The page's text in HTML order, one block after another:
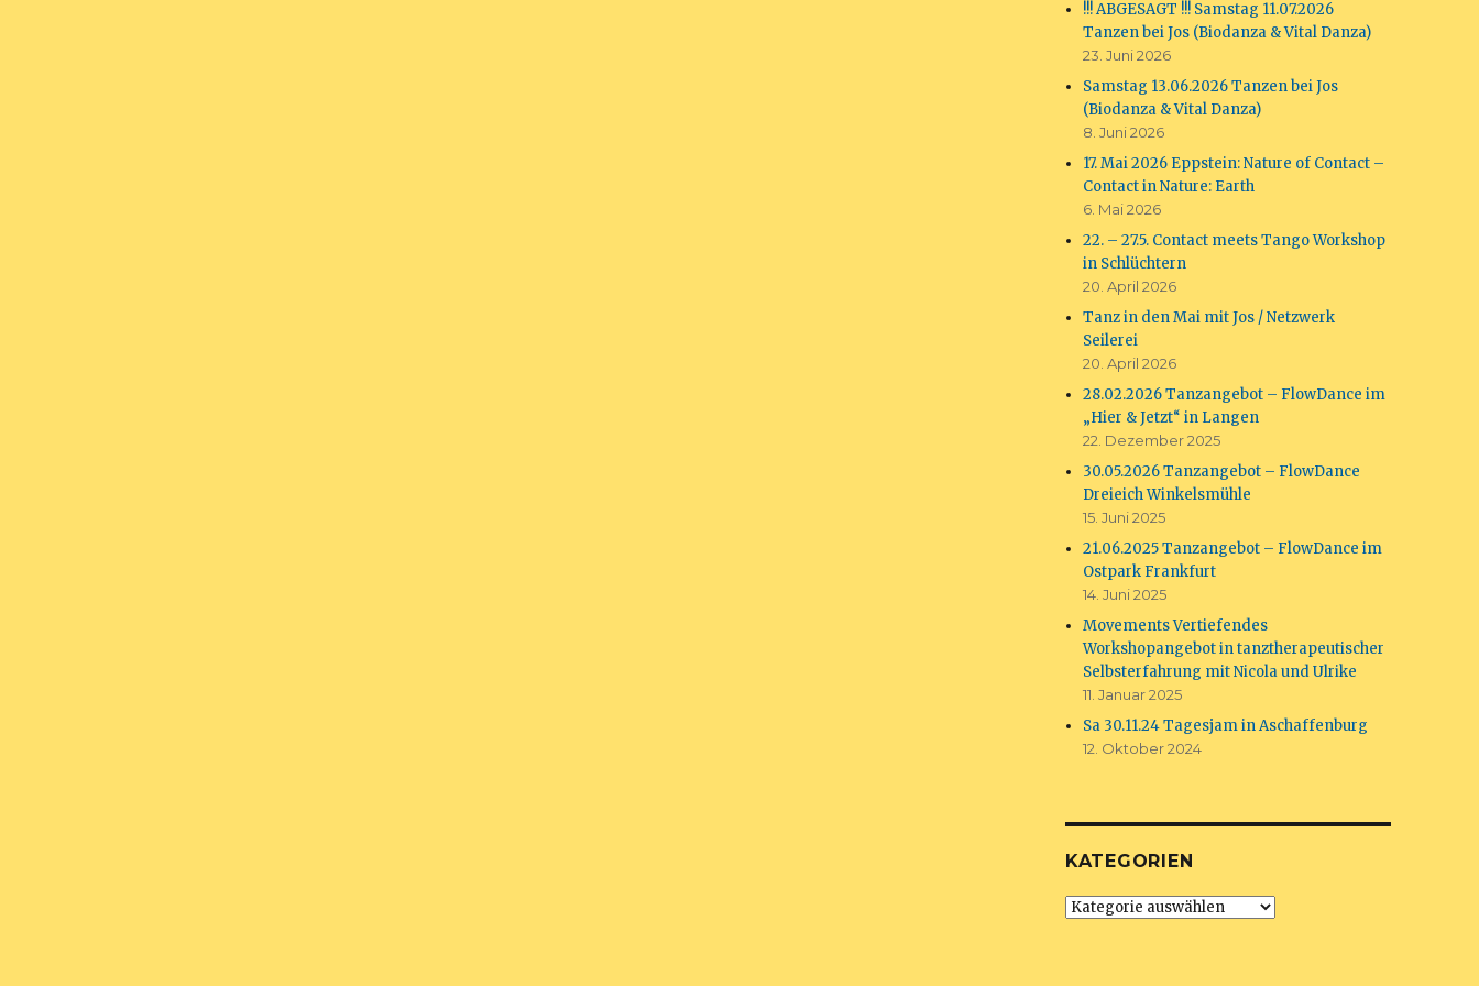
!!! ABGESAGT !!! Samstag 11.07.2026
Tanzen bei Jos (Biodanza & Vital Danza)
23. Juni 2026
Samstag 13.06.2026 Tanzen bei Jos
(Biodanza & Vital Danza)
8. Juni 2026
17. Mai 2026 Eppstein: Nature of Contact –
Contact in Nature: Earth
6. Mai 2026
22. – 27.5. Contact meets Tango Workshop
in Schlüchtern
20. April 2026
Tanz in den Mai mit Jos / Netzwerk
Seilerei
20. April 2026
28.02.2026 Tanzangebot – FlowDance im
„Hier & Jetzt“ in Langen
22. Dezember 2025
30.05.2026 Tanzangebot – FlowDance
Dreieich Winkelsmühle
15. Juni 2025
21.06.2025 Tanzangebot – FlowDance im
Ostpark Frankfurt
14. Juni 2025
Movements Vertiefendes
Workshopangebot in tanztherapeutischer
Selbsterfahrung mit Nicola und Ulrike
11. Januar 2025
Sa 30.11.24 Tagesjam in Aschaffenburg
12. Oktober 2024
KATEGORIEN
Kategorien